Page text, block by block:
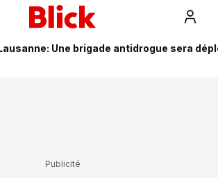
Une brigade antidrogue sera